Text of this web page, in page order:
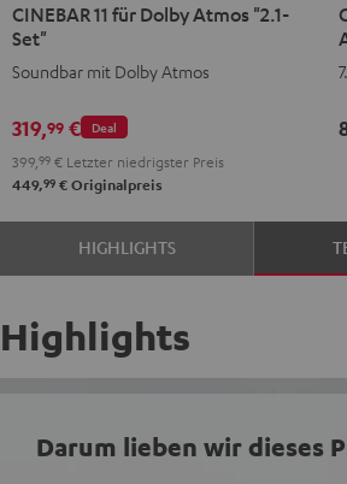
11
für
Dolby
"2.1-
Set"
Schwarz
11
Dolby
"2.1-
Set"
Weiß
CINEBAR 11 für Dolby Atmos "2.1-
Set"
Soundbar mit Dolby Atmos
Deal
319,99 €
399, 99 € Letzter niedrigster Preis
449,99 € Originalpreis
HIGHLIGHTS
Highlights
Darum lieben wir dieses